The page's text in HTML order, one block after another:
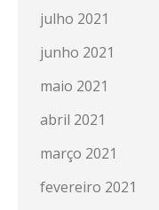
julho 2021
junho 2021
maio 2021
abril 2021
março 2021
fevereiro 2021